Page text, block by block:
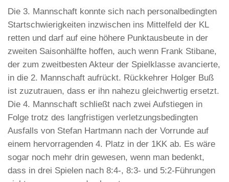
Die 3. Mannschaft konnte sich nach personalbedingten
Startschwierigkeiten inzwischen ins Mittelfeld der KL
retten und darf auf eine höhere Punktausbeute in der
zweiten Saisonhälfte hoffen, auch wenn Frank Stibane,
der zum zweitbesten Akteur der Spielklasse avancierte,
in die 2. Mannschaft aufrückt. Rückkehrer Holger Buß
ist zuzutrauen, dass er ihn nahezu gleichwertig ersetzt.
Die 4. Mannschaft schließt nach zwei Aufstiegen in
Folge trotz des langfristigen verletzungsbedingten
Ausfalls von Stefan Hartmann nach der Vorrunde auf
einem hervorragenden 4. Platz in der 1KK ab. Es wäre
sogar noch mehr drin gewesen, wenn man bedenkt,
dass in drei Spielen nach 8:4-, 8:3- und 5:2-Führungen